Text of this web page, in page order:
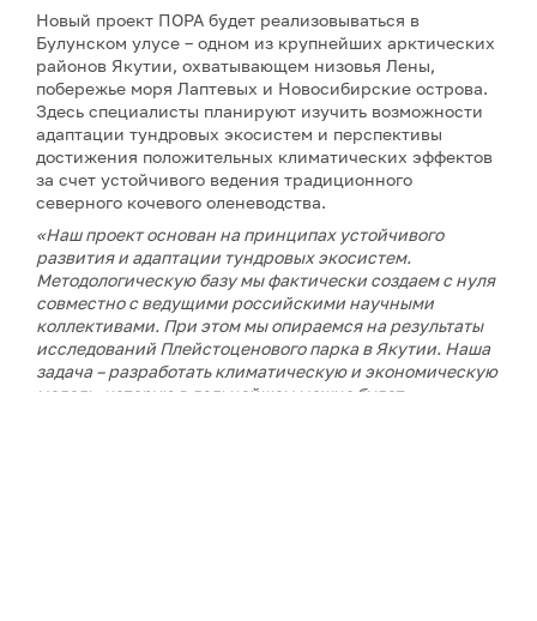
Новый проект ПОРА будет реализовываться в
Булунском улусе – одном из крупнейших арктических
районов Якутии, охватывающем низовья Лены,
побережье моря Лаптевых и Новосибирские острова.
Здесь специалисты планируют изучить возможности
адаптации тундровых экосистем и перспективы
достижения положительных климатических эффектов
за счет устойчивого ведения традиционного
северного кочевого оленеводства.
«Наш проект основан на принципах устойчивого
развития и адаптации тундровых экосистем.
Методологическую базу мы фактически создаем с нуля
совместно с ведущими российскими научными
коллективами. При этом мы опираемся на результаты
исследований Плейстоценового парка в Якутии. Наша
задача – разработать климатическую и экономическую
модель, которую в дальнейшем можно будет